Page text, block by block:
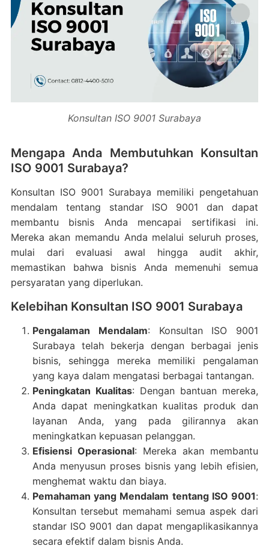
Konsultan ISO 9001 Surabaya
Mengapa Anda Membutuhkan Konsultan
ISO 9001 Surabaya?
Konsultan ISO 9001 Surabaya memiliki pengetahuan
mendalam tentang standar ISO 9001 dan dapat
membantu bisnis Anda mencapai sertifikasi ini.
Mereka akan memandu Anda melalui seluruh proses,
mulai dari evaluasi awal hingga audit akhir,
memastikan bahwa bisnis Anda memenuhi semua
persyaratan yang diperlukan.
Kelebihan Konsultan ISO 9001 Surabaya
Pengalaman Mendalam: Konsultan ISO 9001
Surabaya telah bekerja dengan berbagai jenis
bisnis, sehingga mereka memiliki pengalaman
yang kaya dalam mengatasi berbagai tantangan.
Peningkatan Kualitas: Dengan bantuan mereka,
Anda dapat meningkatkan kualitas produk dan
layanan Anda, yang pada gilirannya akan
meningkatkan kepuasan pelanggan.
Efisiensi Operasional: Mereka akan membantu
Anda menyusun proses bisnis yang lebih efisien,
menghemat waktu dan biaya.
Pemahaman yang Mendalam tentang ISO 9001:
Konsultan tersebut memahami semua aspek dari
standar ISO 9001 dan dapat mengaplikasikannya
secara efektif dalam bisnis Anda.